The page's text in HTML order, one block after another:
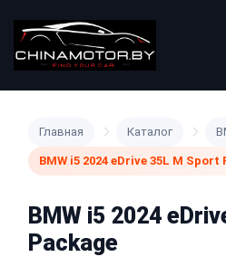
Главная Каталог
BMW i5 2024 eDrive 35L M Sport
BMW i5 2024
Package